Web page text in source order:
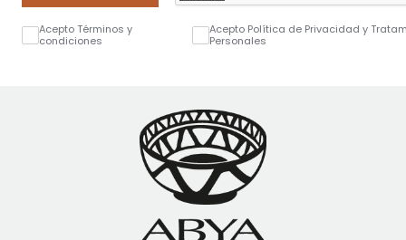
Acepto Términos y
condiciones
Acepto Política de Privacidad y
Personales